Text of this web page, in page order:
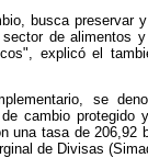
busca preservar
de alimentos
explicó el
se
cambio protegido
una tasa de 206,92
de Divisas